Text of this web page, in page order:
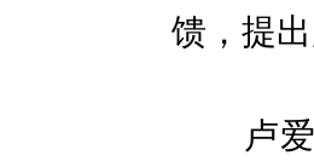
馈，提
卢爱